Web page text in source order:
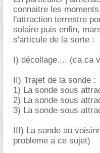
connaitre les
l'attraction terrestre
solaire puis enfin,
s'articule de la sorte :
I) décollage.... (ca ca
II) Trajet de la sonde :
1) La sonde sous
2) La sonde sous
3) La sonde sous
III) La sonde au
probleme a ce sujet)